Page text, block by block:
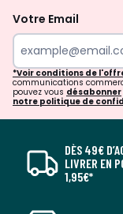
Votre Email
*Voir conditions de
communications
pouvez vous désabonner
notre politique de
DÈS 49€
LIVRER EN
1,95€*